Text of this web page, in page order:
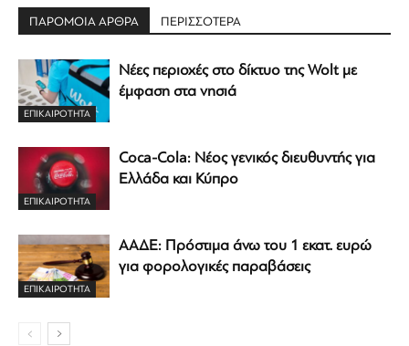
ΠΑΡΟΜΟΙΑ ΑΡΘΡΑ ΠΕΡΙΣΣΟΤΕΡΑ
ΕΠΙΚΑΙΡΟΤΗΤΑ
Νέες περιοχές στο δίκτυο της Wolt με
έμφαση στα νησιά
ΕΠΙΚΑΙΡΟΤΗΤΑ
Coca-Cola: Νέος γενικός διευθυντής για
Ελλάδα και Κύπρο
ΕΠΙΚΑΙΡΟΤΗΤΑ
ΑΑΔΕ: Πρόστιμα άνω του 1 εκατ. ευρώ
για φορολογικές παραβάσεις